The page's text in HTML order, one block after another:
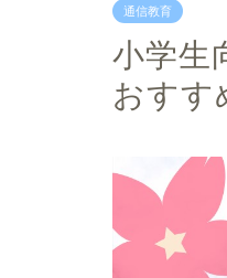
通信教育
小学生
おすす